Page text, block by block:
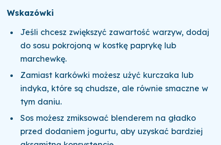
Wskazówki
Jeśli chcesz zwiększyć zawartość warzyw, dodaj
do sosu pokrojoną w kostkę paprykę lub
marchewkę.
Zamiast karkówki możesz użyć kurczaka lub
indyka, które są chudsze, ale równie smaczne w
tym daniu.
Sos możesz zmiksować blenderem na gładko
przed dodaniem jogurtu, aby uzyskać bardziej